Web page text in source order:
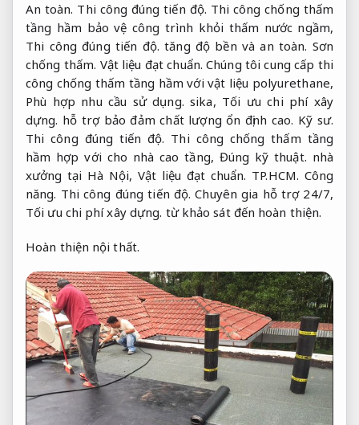
An toàn. Thi công đúng tiến độ. Thi công chống thấm
tầng hầm bảo vệ công trình khỏi thấm nước ngầm,
Thi công đúng tiến độ. tăng độ bền và an toàn. Sơn
chống thấm. Vật liệu đạt chuẩn. Chúng tôi cung cấp thi
công chống thấm tầng hầm với vật liệu polyurethane,
Phù hợp nhu cầu sử dụng. sika, Tối ưu chi phí xây
dựng. hỗ trợ bảo đảm chất lượng ổn định cao. Kỹ sư.
Thi công đúng tiến độ. Thi công chống thấm tầng
hầm hợp với cho nhà cao tầng, Đúng kỹ thuật. nhà
xưởng tại Hà Nội,Vật liệu đạt chuẩn. TP.HCM. Công
năng. Thi công đúng tiến độ. Chuyên gia hỗ trợ 24/7,
Tối ưu chi phí xây dựng. từ khảo sát đến hoàn thiện.
Hoàn thiện nội thất.